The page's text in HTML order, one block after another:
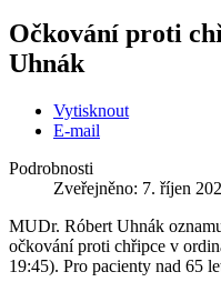
Očkování proti
Uhnák
Vytisknout
E-mail
Podrobnosti
Zveřejněno: 7. říjen
MUDr. Róbert Uhnák
očkování proti chřipce v
19:45). Pro pacienty nad 65